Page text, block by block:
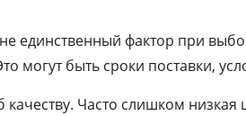
фактор при
могут быть сроки поставки,
Часто слишком